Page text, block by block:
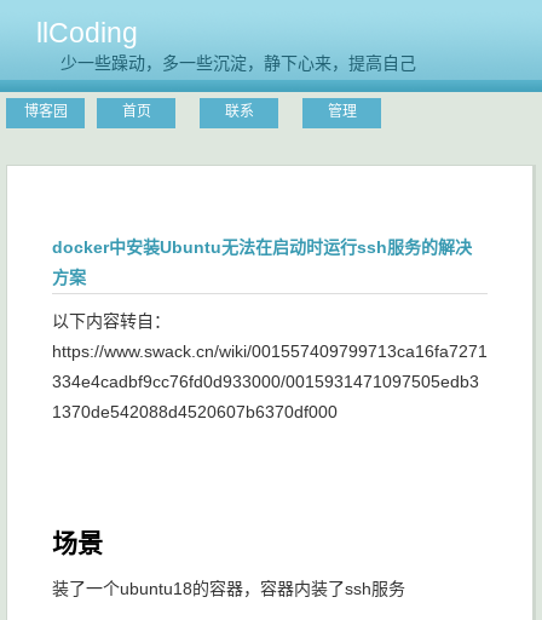
llCoding
少一些躁动，多一些沉淀，静下心来，提高自己
博客园 首页 联系 管理
docker中安装Ubuntu无法在启动时运行ssh服务的解决
方案
以下内容转自：
https://www.swack.cn/wiki/001557409799713ca16fa7271
334e4cadbf9cc76fd0d933000/0015931471097505edb3
1370de542088d4520607b6370df000
场景
装了一个ubuntu18的容器，容器内装了ssh服务